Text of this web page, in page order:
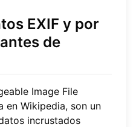
EXIF y por
de
Image File
en Wikipedia, son un
incrustados